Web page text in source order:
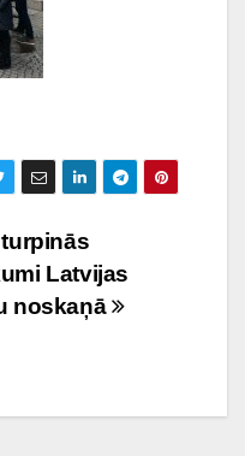
Latvijas
noskaņā